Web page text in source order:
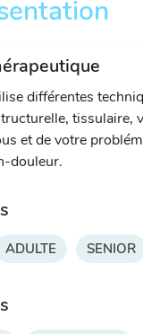
différentes
tissulaire,
et de votre
douleur.
ADULTE SENIOR